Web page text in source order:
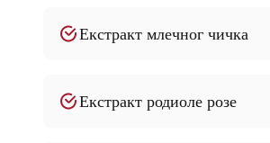
Екстракт млечног чичка
Екстракт родиоле розе